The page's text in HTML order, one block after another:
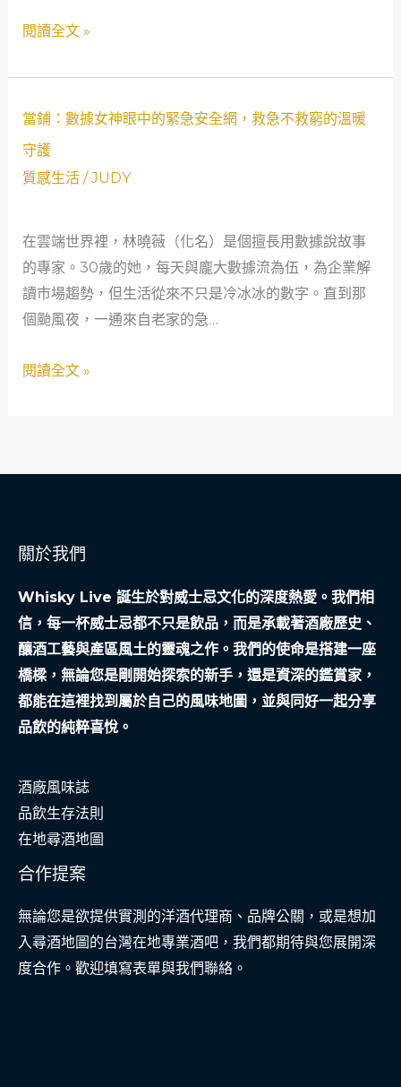
一
雨
面
滯
嘉
南
平
原
天
了
暴
傾
火
機
的
28
救
急
記
閱讀全文 »
當鋪：數據女神眼中的緊急安全網，救急不救窮的溫暖
守護
質感生活/JUDY
在雲端世界裡，林曉薇（化名）是個擅長用數據說故事
的專家。30歲的她，每天與龐大數據流為伍，為企業解
讀市場趨勢，但生活從來不只是冷冰冰的數字。直到那
個颱風夜，一通來自老家的急…
當
據
神
眼
中
的
急
救
救
的
溫
暖
守
護
閱讀全文 »
關於我們
Whisky Live 誕生於對威士忌文化的深度熱愛。我們相
信，每一杯威士忌都不只是飲品，而是承載著酒廠歷史、
釀酒工藝與產區風土的靈魂之作。我們的使命是搭建一座
橋樑，無論您是剛開始探索的新手，還是資深的鑑賞家，
都能在這裡找到屬於自己的風味地圖，並與同好一起分享
品飲的純粹喜悅。
酒廠風味誌
品飲生存法則
在地尋酒地圖
合作提案
無論您是欲提供實測的洋酒代理商、品牌公關，或是想加
入尋酒地圖的台灣在地專業酒吧，我們都期待與您展開深
度合作。歡迎填寫表單與我們聯絡。